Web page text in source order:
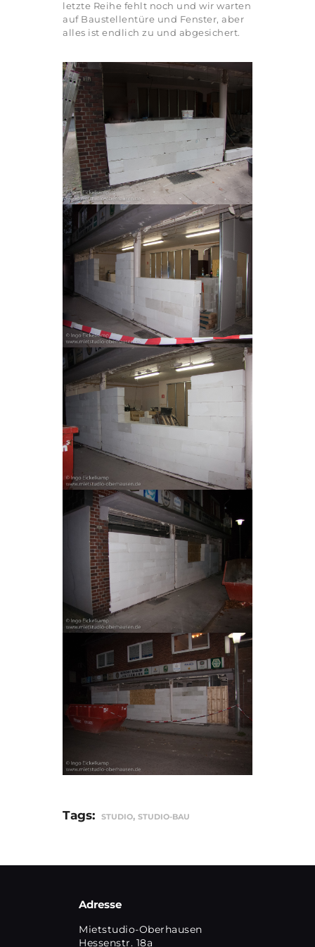
letzte Reihe fehlt noch und wir warten
auf Baustellentüre und Fenster, aber
alles ist endlich zu und abgesichert.
Tags: STUDIO, STUDIO-BAU
Adresse
Mietstudio-Oberhausen
Hessenstr. 18a